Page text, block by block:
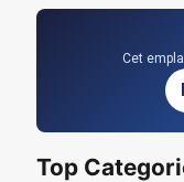
Cet
Top